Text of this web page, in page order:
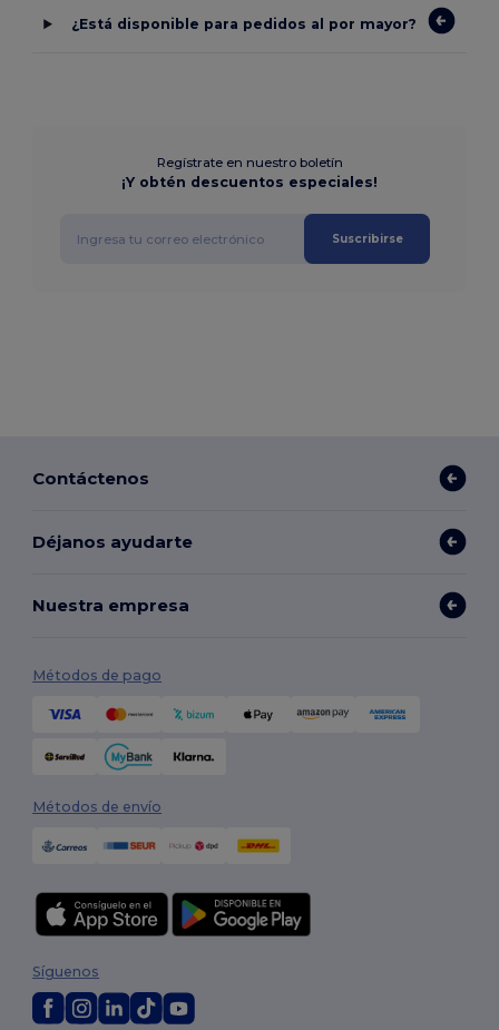
¿Está disponible para pedidos al por mayor?
Regístrate en nuestro boletín
¡Y obtén descuentos especiales!
Suscribirse
Contáctenos
Déjanos ayudarte
Nuestra empresa
Métodos de pago
Métodos de envío
Síguenos